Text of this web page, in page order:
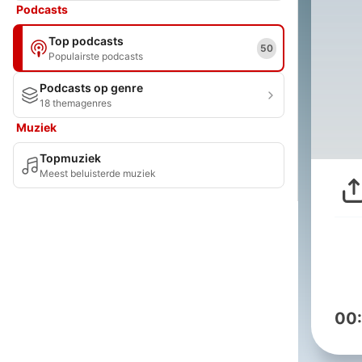
Podcasts
Top podcasts
Populairste podcasts
50
Podcasts op genre
18 themagenres
Muziek
Topmuziek
Meest beluisterde muziek